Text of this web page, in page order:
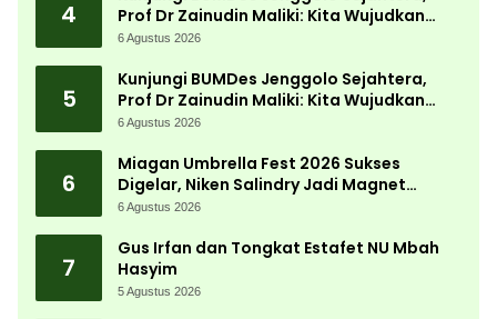
4
Prof Dr Zainudin Maliki: Kita Wujudkan
Kemandirian Ekonomi dengan Potensi
6 Agustus 2026
5
Kunjungi BUMDes Jenggolo Sejahtera,
Prof Dr Zainudin Maliki: Kita Wujudkan
Kemandirian Ekonomi dengan Potensi
6 Agustus 2026
6
Miagan Umbrella Fest 2026 Sukses
Digelar, Niken Salindry Jadi Magnet
Ribuan Pengunjung
6 Agustus 2026
7
Gus Irfan dan Tongkat Estafet NU Mbah
Hasyim
5 Agustus 2026